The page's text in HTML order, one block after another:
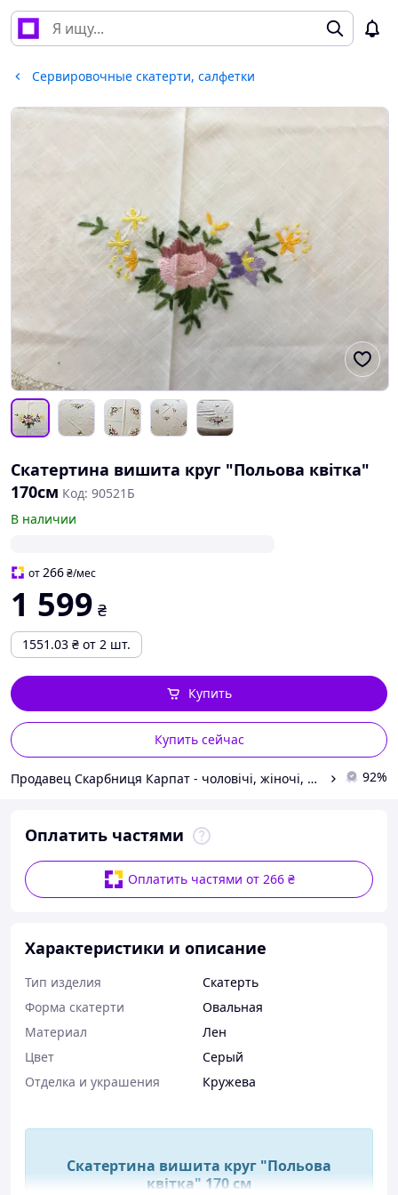
Сервировочные скатерти, салфетки
Скатертина вишита круг "Польова квітка"
170см Код: 90521Б
В наличии
от266₴/мес
1 599 ₴
1551.03 ₴ от 2 шт.
Купить сейчас
Купить
Продавец Скарбниця Карпат - чоловічі, жіночі, дитячі вишиванки, гердани, ручної роботи 92%
Оплатить частями
Оплатить частями от 266 ₴
Характеристики и описание
Тип изделия
Скатерть
Форма скатерти
Овальная
Материал
Лен
Цвет
Серый
Отделка и украшения
Кружева
Скатертина вишита круг "Польова
квітка" 170 см